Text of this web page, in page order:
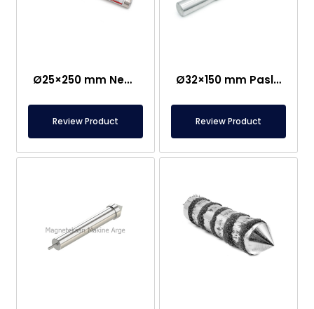
Ø25×250 mm Neodim Çubuq Maqnit – Bir Tərəfi M8 Dişi Bağlantı
Review Product
Ø32×150 mm Paslanmaz Qulplu Nümunə Toplama Maqniti
Review Product